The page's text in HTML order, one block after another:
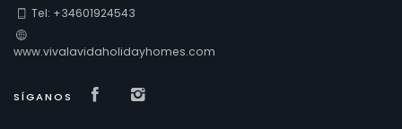
Tel: +34601924543
www.vivalavidaholidayhomes.com
SÍGANOS Visit our Facebook page